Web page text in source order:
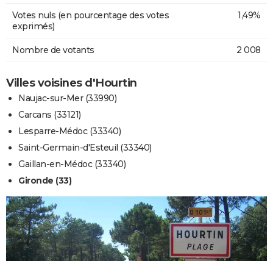
Votes nuls (en pourcentage des votes
exprimés)
1,49%
Nombre de votants 2 008
Villes voisines d'Hourtin
Naujac-sur-Mer (33990)
Carcans (33121)
Lesparre-Médoc (33340)
Saint-Germain-d'Esteuil (33340)
Gaillan-en-Médoc (33340)
Gironde (33)